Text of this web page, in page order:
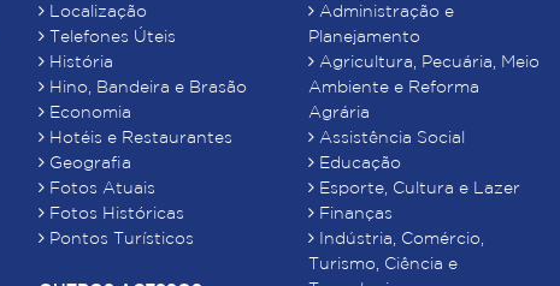
Localização
Telefones Úteis
História
Hino, Bandeira e Brasão
Economia
Hotéis e Restaurantes
Geografia
Fotos Atuais
Fotos Históricas
Pontos Turísticos
Administração e
Planejamento
Agricultura, Pecuária, Meio
Ambiente e Reforma
Agrária
Assistência Social
Educação
Esporte, Cultura e Lazer
Finanças
Indústria, Comércio,
Turismo, Ciência e